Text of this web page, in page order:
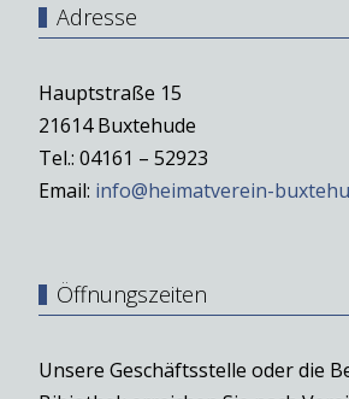
Adresse
Hauptstraße 15
21614 Buxtehude
Tel.: 04161 – 52923
Email: info@heimatverein-
Öffnungszeiten
Unsere Geschäftsstelle oder die